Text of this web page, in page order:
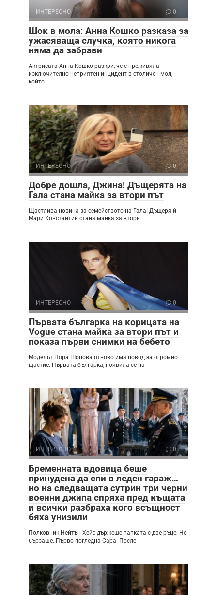
ИНТЕРЕСНО 0
Шок в мола: Анна Кошко разказа за
ужасяваща случка, която никога
няма да забрави
Актрисата Анна Кошко разкри, че е преживяла
изключително неприятен инцидент в столичен мол,
който
ИНТЕРЕСНО 0
Добре дошла, Джина! Дъщерята на
Гала стана майка за втори път
Щастлива новина за семейството на Гала! Дъщеря ѝ
Мари Константин стана майка за втори
ИНТЕРЕСНО 0
Първата българка на корицата на
Vogue стана майка за втори път и
показа първи снимки на бебето
Моделът Нора Шопова отново има повод за огромно
щастие. Първата българка, появила се на
ИНТЕРЕСНО 0
Бременната вдовица беше
принудена да спи в леден гараж…
но на следващата сутрин три черни
военни джипа спряха пред къщата
и всички разбраха кого всъщност
бяха унизили
Полковник Нейтън Хейс държеше папката с две ръце. Не
бързаше. Първо погледна Сара. После